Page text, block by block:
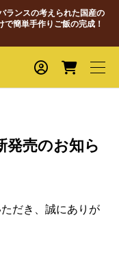
ランスの考えられた国産の
簡単手作りご飯の完成！
発売のお知ら
だき、誠にありが